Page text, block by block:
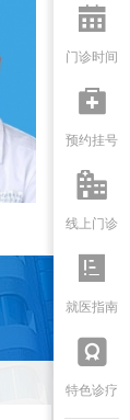

门诊时间

预约挂号

线上门诊

就医指南

特色诊疗